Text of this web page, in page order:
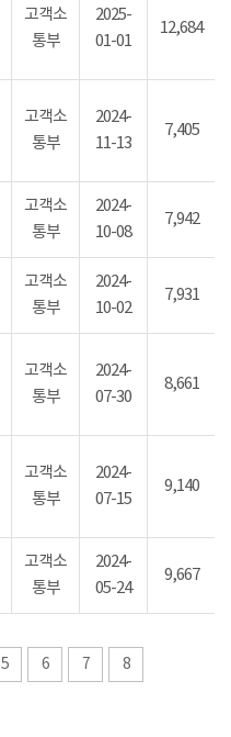
고객소
통부
2025-
01-01
12,684
고객소
통부
2024-
11-13
7,405
고객소
통부
2024-
10-08
7,942
고객소
통부
2024-
10-02
7,931
고객소
통부
2024-
07-30
8,661
고객소
통부
2024-
07-15
9,140
고객소
통부
2024-
05-24
9,667
5 6 7 8